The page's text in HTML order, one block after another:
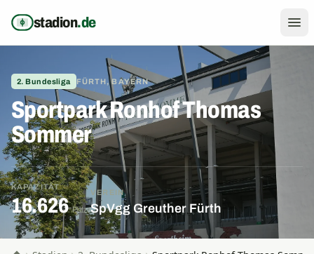
stadion.de
2. Bundesliga FÜRTH, BAYERN
Sportpark Ronhof Thomas
Sommer
KAPAZITÄT
16.626 Plätze
VEREIN
SpVgg Greuther Fürth